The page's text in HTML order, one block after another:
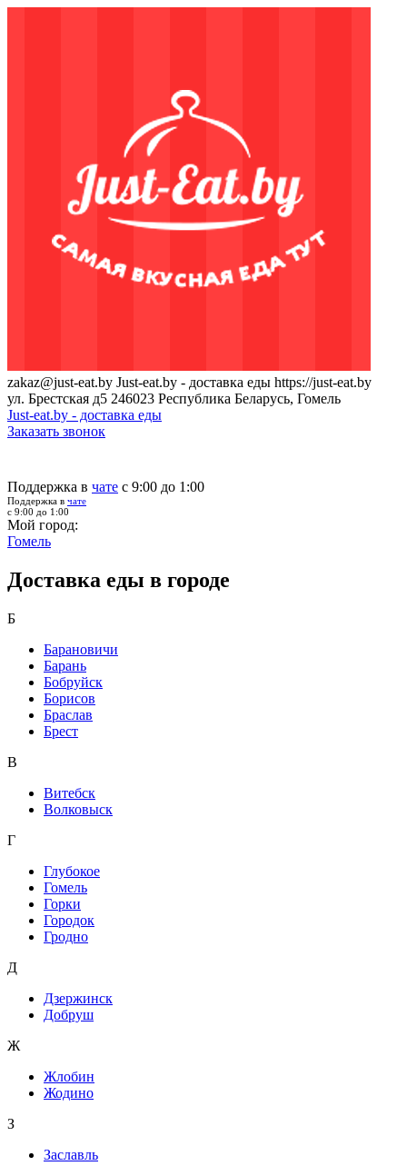
zakaz@just-eat.by Just-eat.by - доставка еды https://just-eat.by
ул. Брестская д5 246023 Республика Беларусь, Гомель
Just-eat.by - доставка еды
Заказать звонок
Поддержка в чате с 9:00 до 1:00
Поддержка в чате
с 9:00 до 1:00
Мой город:
Гомель
Доставка еды в городе
Б
Барановичи
Барань
Бобруйск
Борисов
Браслав
Брест
В
Витебск
Волковыск
Г
Глубокое
Гомель
Горки
Городок
Гродно
Д
Дзержинск
Добруш
Ж
Жлобин
Жодино
З
Заславль